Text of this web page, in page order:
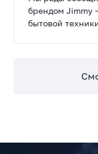
брендом Jimmy
бытовой